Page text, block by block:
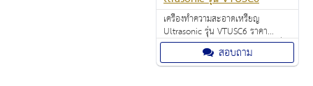
เครื่องทำความสะอาดเหรียญ
Ultrasonic รุ่น VTUSC6 ราคา
18,380.00 บาท สามารถล้างวัตถุที่ไม่
สะอาดหรือกำจัดเชื้อโรคได้ด้วยสบู่
เหลว โดยใช้เทคโนโลยี Ultrasonic
สอบถาม